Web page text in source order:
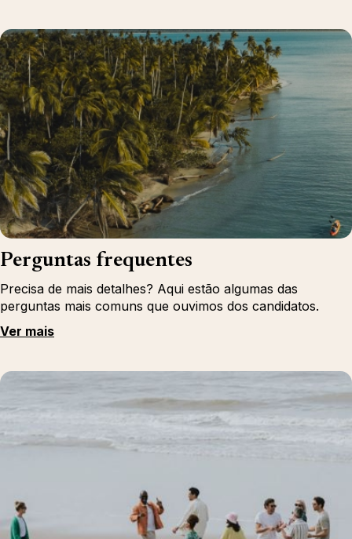
Perguntas frequentes
Precisa de mais detalhes? Aqui estão algumas das
perguntas mais comuns que ouvimos dos candidatos.
Ver mais